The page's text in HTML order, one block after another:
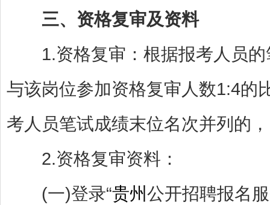
三、资格复审及资料
1.资格复审：根据报考人员的
与该岗位参加资格复审人数1:4的
考人员笔试成绩末位名次并列的
2.资格复审资料：
(一)登录“贵州公开招聘报名